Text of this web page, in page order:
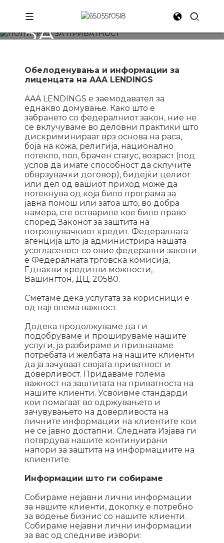
ЗА
ПРИВАТНОСТ
Обелоденувања и информации за
лиценцата на AAA LENDINGS
AAA LENDINGS е заемодавател за
еднакво домување. Како што е
забрането со федералниот закон, ние не
се вклучуваме во деловни практики што
дискриминираат врз основа на раса,
боја на кожа, религија, национално
потекло, пол, брачен статус, возраст (под
услов да имате способност да склучите
обврзувачки договор), бидејќи целиот
или дел од вашиот приход може да
потекнува од која било програма за
јавна помош или затоа што, во добра
намера, сте оствариле кое било право
според Законот за заштита на
потрошувачкиот кредит. Федералната
агенција што ја администрира нашата
усогласеност со овие федерални закони
е Федералната трговска комисија,
Еднакви кредитни можности,
Вашингтон, ДЦ, 20580.
Сметаме дека услугата за корисници е
од најголема важност.
Додека продолжуваме да ги
подобруваме и прошируваме нашите
услуги, ја разбираме и признаваме
потребата и желбата на нашите клиенти
да ја зачуваат својата приватност и
доверливост. Придаваме голема
важност на заштитата на приватноста на
нашите клиенти. Усвоивме стандарди
кои помагаат во одржувањето и
зачувувањето на доверливоста на
личните информации на клиентите кои
не се јавно достапни. Следната Изјава ги
потврдува нашите континуирани
напори за заштита на информациите на
клиентите.
Информации што ги собираме
Собираме нејавни лични информации
за нашите клиенти, доколку е потребно
за водење бизнис со нашите клиенти.
Собираме нејавни лични информации
за вас од следниве извори: